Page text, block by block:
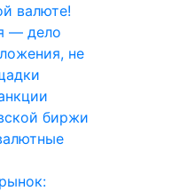
валюте!
— дело
не
биржи